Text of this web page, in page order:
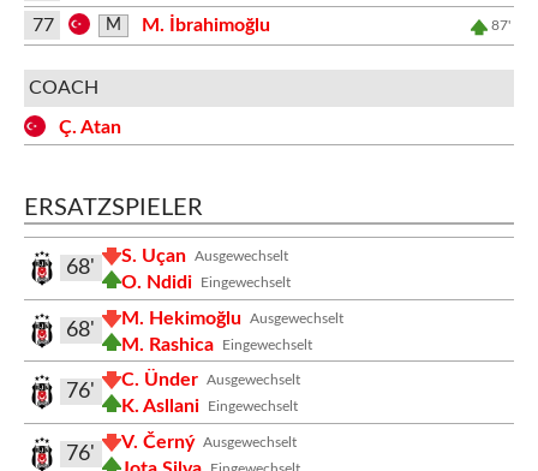
77 M M. İbrahimoğlu 87'
COACH
Ç. Atan
ERSATZSPIELER
Ausgewechselt
S. Uçan
Eingewechselt
O. Ndidi
68'
Ausgewechselt
M. Hekimoğlu
Eingewechselt
M. Rashica
68'
Ausgewechselt
C. Ünder
Eingewechselt
K. Asllani
76'
Ausgewechselt
V. Černý
Eingewechselt
76'